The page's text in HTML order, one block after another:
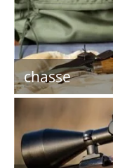
chasse